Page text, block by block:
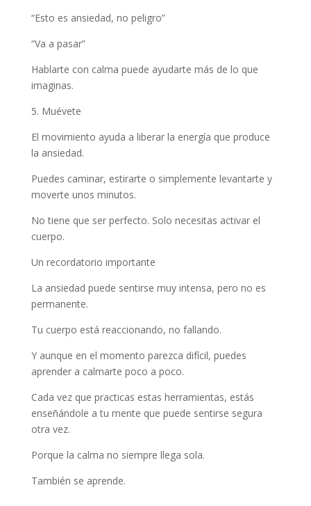
“Esto es ansiedad, no peligro”
“Va a pasar”
Hablarte con calma puede ayudarte más de lo que
imaginas.
5. Muévete
El movimiento ayuda a liberar la energía que produce
la ansiedad.
Puedes caminar, estirarte o simplemente levantarte y
moverte unos minutos.
No tiene que ser perfecto. Solo necesitas activar el
cuerpo.
Un recordatorio importante
La ansiedad puede sentirse muy intensa, pero no es
permanente.
Tu cuerpo está reaccionando, no fallando.
Y aunque en el momento parezca difícil, puedes
aprender a calmarte poco a poco.
Cada vez que practicas estas herramientas, estás
enseñándole a tu mente que puede sentirse segura
otra vez.
Porque la calma no siempre llega sola.
También se aprende.